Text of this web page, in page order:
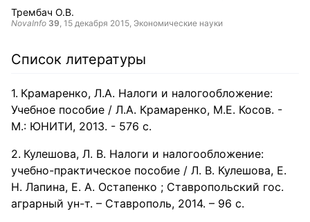
Трембач О.В.
NovaInfo 39, 15 декабря 2015, Экономические науки
Список литературы
Крамаренко, Л.А. Налоги и налогообложение:
Учебное пособие / Л.А. Крамаренко, М.Е. Косов. -
М.: ЮНИТИ, 2013. - 576 c.
Кулешова, Л. В. Налоги и налогообложение:
учебно-практическое пособие / Л. В. Кулешова, Е.
Н. Лапина, Е. А. Остапенко ; Ставропольский гос.
аграрный ун-т. – Ставрополь, 2014. – 96 с.